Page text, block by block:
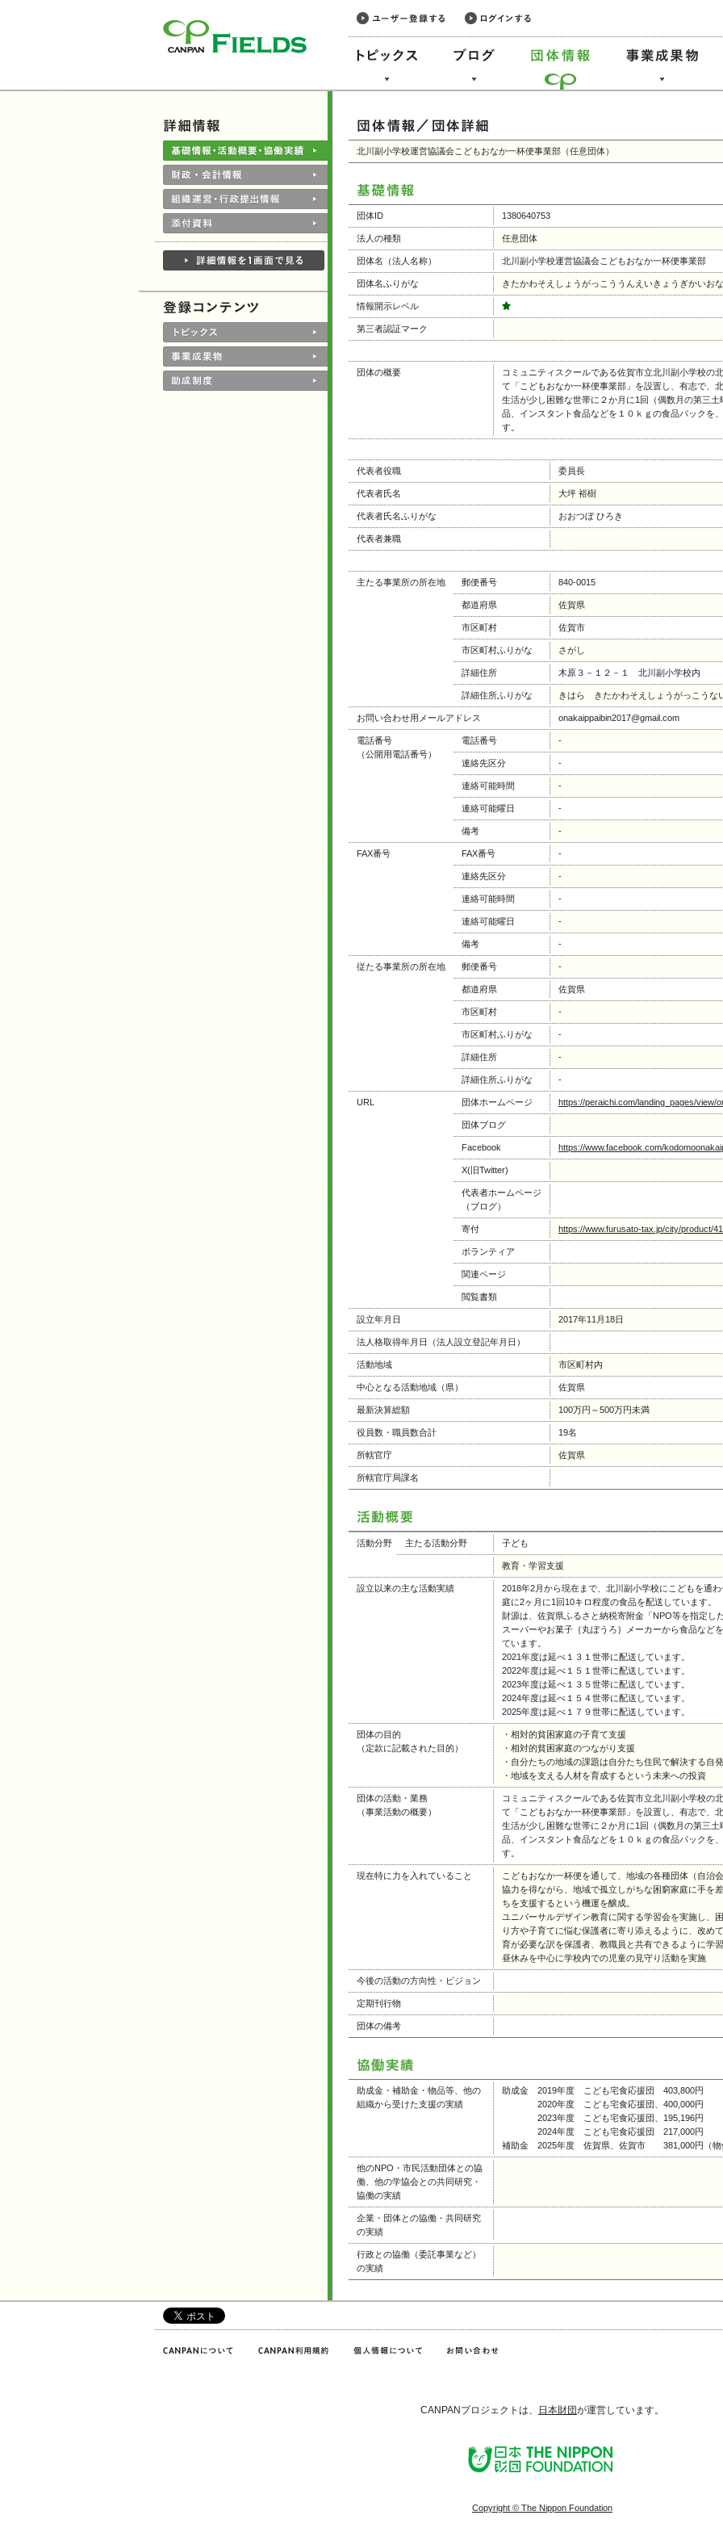
北川副小学校運営協議会こどもおなか一杯便事業部（任意団体）
団体ID 1380640753
法人の種類 任意団体
団体名（法人名称） 北川副小学校運営協議会こどもおなか一杯便事業部
団体名ふりがな きたかわそえしょうがっこううんえいきょうぎかいお
情報開示レベル
第三者認証マーク
団体の概要
コミュニティスクールである佐賀市立北川副小学校の
て「こどもおなか一杯便事業部」を設置し、有志で、
生活が少し困難な世帯に２か月に1回（偶数月の第三
品、インスタント食品などを１０ｋｇの食品パックを
す。
代表者役職 委員長
代表者氏名 大坪 裕樹
代表者氏名ふりがな おおつぼ ひろき
代表者兼職
主たる事業所の所在地 郵便番号 840-0015
都道府県 佐賀県
市区町村 佐賀市
市区町村ふりがな さがし
詳細住所 木原３－１２－１ 北川副小学校内
詳細住所ふりがな きはら きたかわそえしょうがっこうな
お問い合わせ用メールアドレス onakaippaibin2017@gmail.com
電話番号
（公開用電話番号）
電話番号 -
連絡先区分 -
連絡可能時間 -
連絡可能曜日 -
備考 -
FAX番号 FAX番号 -
連絡先区分 -
連絡可能時間 -
連絡可能曜日 -
備考 -
従たる事業所の所在地 郵便番号 -
都道府県 佐賀県
市区町村 -
市区町村ふりがな -
詳細住所 -
詳細住所ふりがな -
URL 団体ホームページ https://peraichi.com/landing_pages/view/
団体ブログ
Facebook https://www.facebook.com/
X(旧Twitter)
代表者ホームページ
（ブログ）
寄付 https://www.furusato-tax.jp/city/product/
ボランティア
関連ページ
閲覧書類
設立年月日 2017年11月18日
法人格取得年月日（法人設立登記年月日）
活動地域 市区町村内
中心となる活動地域（県） 佐賀県
最新決算総額 100万円～500万円未満
役員数・職員数合計 19名
所轄官庁 佐賀県
所轄官庁局課名
活動分野 主たる活動分野 子ども
教育・学習支援
設立以来の主な活動実績
2018年2月から現在まで、北川副小学校にこどもを通
庭に2ヶ月に1回10キロ程度の食品を配送しています。
財源は、佐賀県ふるさと納税寄附金「NPO等を指定
スーパーやお菓子｛丸ぼうろ｝メーカーから食品など
ています。
2021年度は延べ１３１世帯に配送しています。
2022年度は延べ１５１世帯に配送しています。
2023年度は延べ１３５世帯に配送しています。
2024年度は延べ１５４世帯に配送しています。
2025年度は延べ１７９世帯に配送しています。
団体の目的
（定款に記載された目的）
・相対的貧困家庭の子育て支援
・相対的貧困家庭のつながり支援
・自分たちの地域の課題は自分たち住民で解決する自
・地域を支える人材を育成するという未来への投資
団体の活動・業務
（事業活動の概要）
コミュニティスクールである佐賀市立北川副小学校の
て「こどもおなか一杯便事業部」を設置し、有志で、
生活が少し困難な世帯に２か月に1回（偶数月の第三
品、インスタント食品などを１０ｋｇの食品パックを
す。
現在特に力を入れていること
こどもおなか一杯便を通して、地域の各種団体（自治
協力を得ながら、地域で孤立しがちな困窮家庭に手を
ちを支援するという機運を醸成。
ユニバーサルデザイン教育に関する学習会を実施し、
り方や子育てに悩む保護者に寄り添えるように、改め
育が必要な訳を保護者、教職員と共有できるように学
昼休みを中心に学校内での児童の見守り活動を実施
今後の活動の方向性・ビジョン
定期刊行物
団体の備考
助成金・補助金・物品等、他の
組織から受けた支援の実績
助成金 2019年度 こども宅食応援団 403,800円
2020年度 こども宅食応援団、400,000円
2023年度 こども宅食応援団、195,196円
2024年度 こども宅食応援団 217,000円
補助金 2025年度 佐賀県、佐賀市 381,000円（物価
他のNPO・市民活動団体との協
働、他の学協会との共同研究・
協働の実績
企業・団体との協働・共同研究
の実績
行政との協働（委託事業など）
の実績
CANPANプロジェクトは、 日本財団が運営しています。
Copyright © The Nippon Foundation